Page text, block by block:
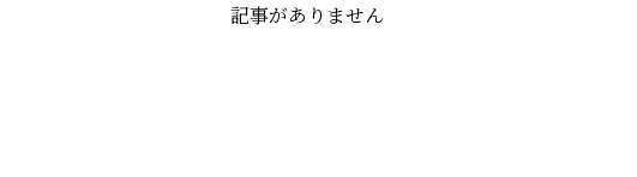
記事がありません